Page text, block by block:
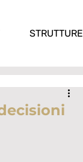
STRUTTURE